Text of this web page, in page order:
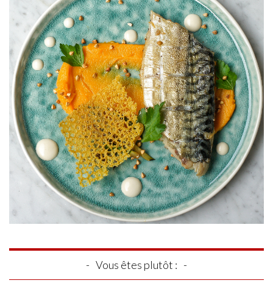
Vous êtes plutôt :